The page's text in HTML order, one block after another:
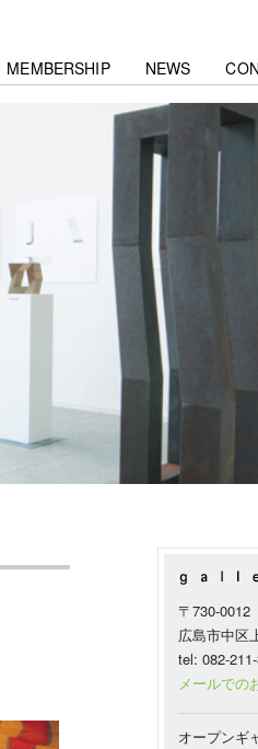
MEMBERSHIP NEWS
〒730-0012
広島市中区
tel: 082-
メールでの
オープンギ